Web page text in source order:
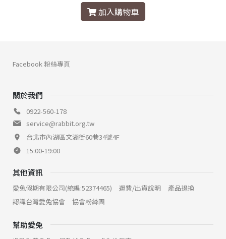
加入購物車
關於我們
0922-560-178
service@rabbit.org.tw
台北市內湖區文湖街60巷34號4F
15:00-19:00
其他資訊
愛兔假期有限公司(統編:52374465) 運費/出貨說明
產品退換
認識台灣愛兔協會
協會粉絲團
幫助愛兔
Facebook 粉絲專頁